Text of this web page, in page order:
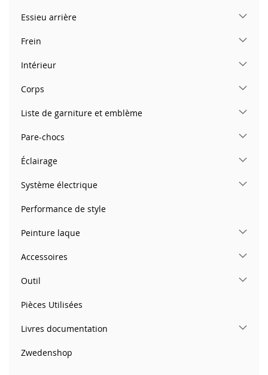
Essieu arrière
Frein
Intérieur
Corps
Liste de garniture et emblème
Pare-chocs
Éclairage
Système électrique
Performance de style
Peinture laque
Accessoires
Outil
Pièces Utilisées
Livres documentation
Zwedenshop